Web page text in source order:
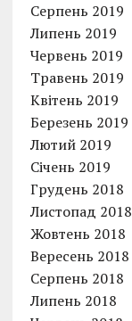
Серпень 2019
Липень 2019
Червень 2019
Травень 2019
Квітень 2019
Березень 2019
Лютий 2019
Січень 2019
Грудень 2018
Листопад 2018
Жовтень 2018
Вересень 2018
Серпень 2018
Липень 2018